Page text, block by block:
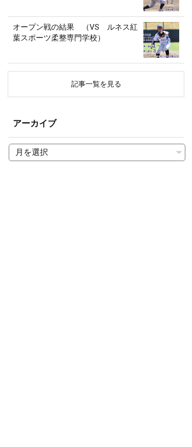
オープン戦の結果 （VS ルネス紅
葉スポーツ柔整専門学校）
記事一覧を見る
アーカイブ